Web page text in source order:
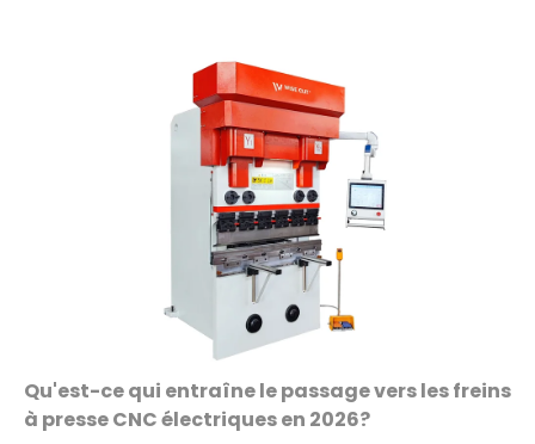
Qu'est-ce qui entraîne le passage vers les freins
à presse CNC électriques en 2026?